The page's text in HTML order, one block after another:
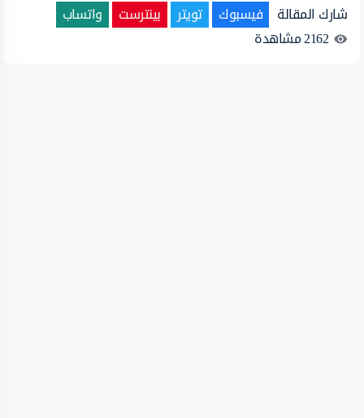
شارك المقالة فيسبوك تويتر بينترست
واتساب
2162مشاهدة